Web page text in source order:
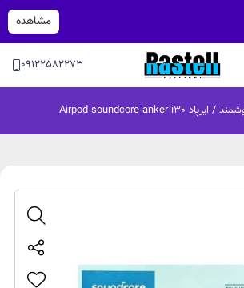
مشاهده
09122582273
/ ایرپاد Airpod soundcore anker i30